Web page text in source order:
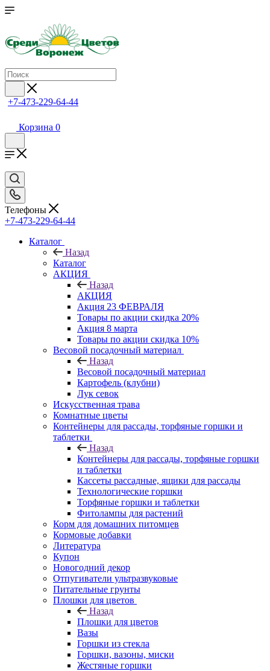
+7-473-229-64-44
Корзина 0
Телефоны
+7-473-229-64-44
Каталог
Назад
Каталог
АКЦИЯ
Назад
АКЦИЯ
Акция 23 ФЕВРАЛЯ
Товары по акции скидка 20%
Акция 8 марта
Товары по акции скидка 10%
Весовой посадочный материал
Назад
Весовой посадочный материал
Картофель (клубни)
Лук севок
Искусственная трава
Комнатные цветы
Контейнеры для рассады, торфяные горшки и
таблетки
Назад
Контейнеры для рассады, торфяные горшки
и таблетки
Кассеты рассадные, ящики для рассады
Технологические горшки
Торфяные горшки и таблетки
Фитолампы для растений
Корм для домашних питомцев
Кормовые добавки
Литература
Купон
Новогодний декор
Отпугиватели ультразвуковые
Питательные грунты
Плошки для цветов
Назад
Плошки для цветов
Вазы
Горшки из стекла
Горшки, вазоны, миски
Жестяные горшки